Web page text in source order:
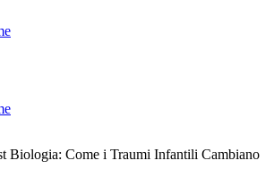
Biologia: Come i Traumi Infantili Cambiano